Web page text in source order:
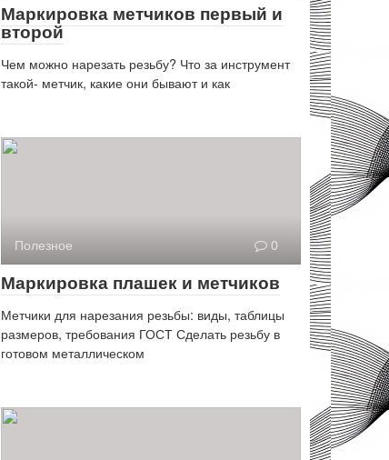
Маркировка метчиков первый и
второй
Чем можно нарезать резьбу? Что за инструмент
такой- метчик, какие они бывают и как
Полезное 0
Маркировка плашек и метчиков
Метчики для нарезания резьбы: виды, таблицы
размеров, требования ГОСТ Сделать резьбу в
готовом металлическом